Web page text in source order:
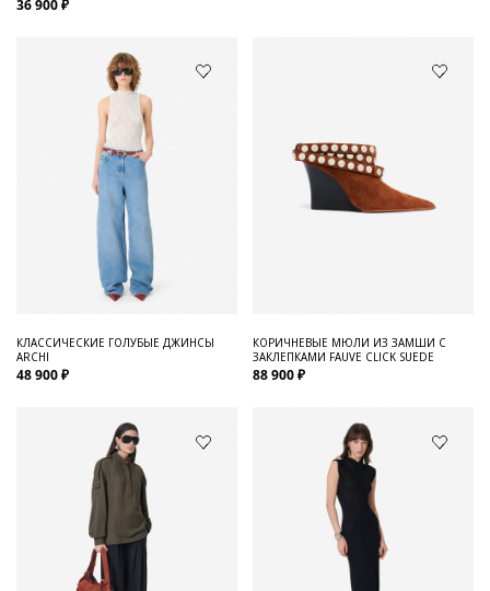
36 900 ₽
КЛАССИЧЕСКИЕ ГОЛУБЫЕ ДЖИНСЫ
ARCHI
48 900 ₽
КОРИЧНЕВЫЕ МЮЛИ ИЗ ЗАМШИ С
ЗАКЛЕПКАМИ FAUVE CLICK SUEDE
88 900 ₽